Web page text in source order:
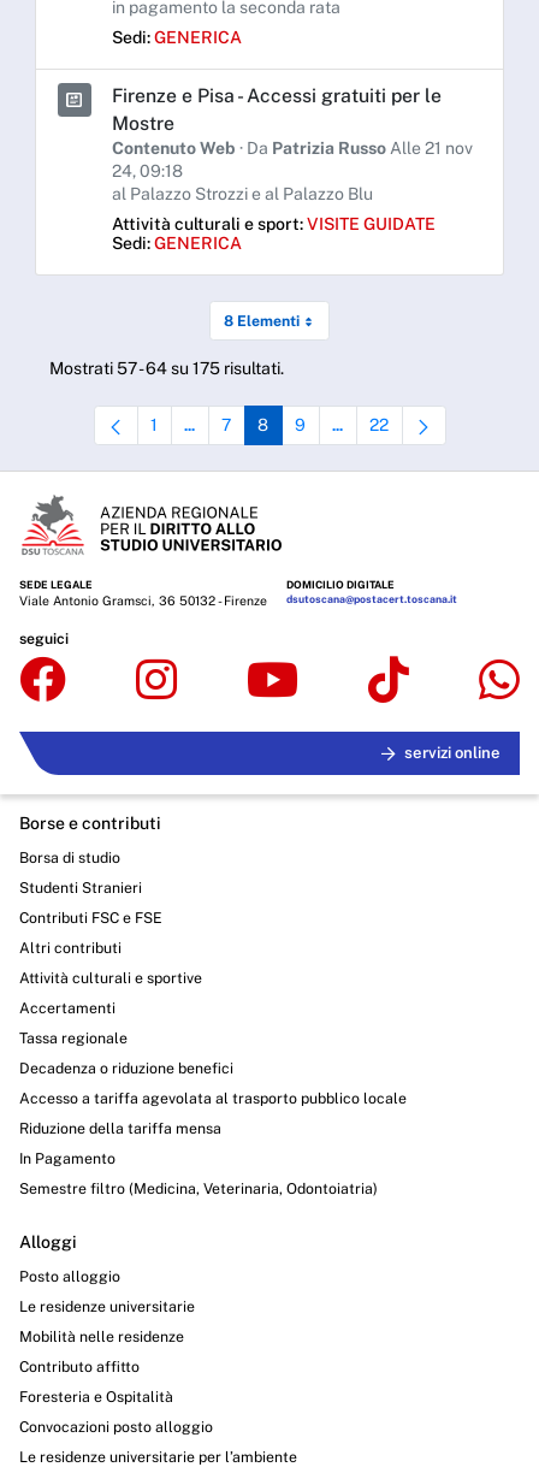
in pagamento la seconda rata
Sedi:GENERICA
Firenze e Pisa - Accessi gratuiti per le
Mostre
Contenuto Web · Da Patrizia RussoAlle 21 nov
24, 09:18
al Palazzo Strozzi e al Palazzo Blu
Attività culturali e sport:VISITE GUIDATE
Sedi:GENERICA
8 Elementi
Mostrati 57 - 64 su 175 risultati.
Pagina
1 ...Pagine intermedie Use TAB to navigate.
Pagina
7 Pagina
8 Pagina
9 ...Pagine intermedie Use TAB
Pagina
22
SEDE LEGALE
Viale Antonio Gramsci, 36 50132 - Firenze
DOMICILIO DIGITALE
dsutoscana@postacert.toscana.it
seguici
servizi online
Borse e contributi
Borsa di studio
Studenti Stranieri
Contributi FSC e FSE
Altri contributi
Attività culturali e sportive
Accertamenti
Tassa regionale
Decadenza o riduzione benefici
Accesso a tariffa agevolata al trasporto pubblico locale
Riduzione della tariffa mensa
In Pagamento
Semestre filtro (Medicina, Veterinaria, Odontoiatria)
Alloggi
Posto alloggio
Le residenze universitarie
Mobilità nelle residenze
Contributo affitto
Foresteria e Ospitalità
Convocazioni posto alloggio
Le residenze universitarie per l’ambiente